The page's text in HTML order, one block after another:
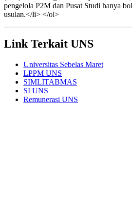
pengelola P2M dan Pusat Studi hanya
usulan.</li> </ol>
Link Terkait UNS
Universitas Sebelas Maret
LPPM UNS
SIMLITABMAS
SI UNS
Remunerasi UNS